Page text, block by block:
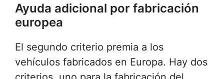
Ayuda adicional por fabricación
europea
El segundo criterio premia a los
vehículos fabricados en Europa. Hay dos